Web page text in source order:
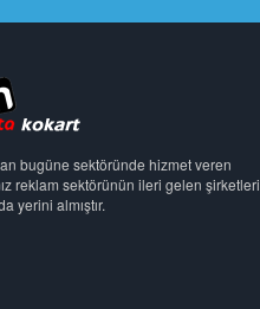
bugüne sektöründe hizmet veren
reklam sektörünün ileri gelen şirketleri
yerini almıştır.